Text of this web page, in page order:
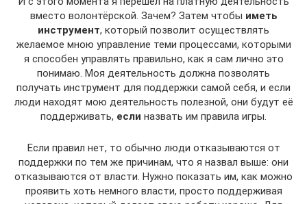
вместо волонтёрской. Зачем? Затем чтобы иметь
инструмент, который позволит осуществлять
желаемое мною управление теми процессами, которыми
я способен управлять правильно, как я сам лично это
понимаю. Моя деятельность должна позволять
получать инструмент для поддержки самой себя, и если
люди находят мою деятельность полезной, они будут её
поддерживать, если назвать им правила игры.
Если правил нет, то обычно люди отказываются от
поддержки по тем же причинам, что я назвал выше: они
отказываются от власти. Нужно показать им, как можно
проявить хоть немного власти, просто поддерживая